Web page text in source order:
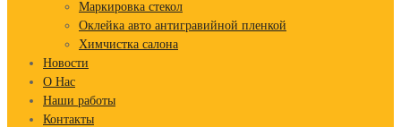
Маркировка стекол
Оклейка авто антигравийной пленкой
Химчистка салона
Новости
О Нас
Наши работы
Контакты